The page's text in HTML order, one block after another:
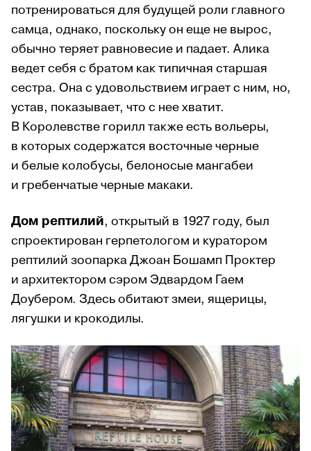
потренироваться для будущей роли главного
самца, однако, поскольку он еще не вырос,
обычно теряет равновесие и падает. Алика
ведет себя с братом как типичная старшая
сестра. Она с удовольствием играет с ним, но,
устав, показывает, что с нее хватит.
В Королевстве горилл также есть вольеры,
в которых содержатся восточные черные
и белые колобусы, белоносые мангабеи
и гребенчатые черные макаки.
Дом рептилий, открытый в 1927 году, был
спроектирован герпетологом и куратором
рептилий зоопарка Джоан Бошамп Проктер
и архитектором сэром Эдвардом Гаем
Доубером. Здесь обитают змеи, ящерицы,
лягушки и крокодилы.